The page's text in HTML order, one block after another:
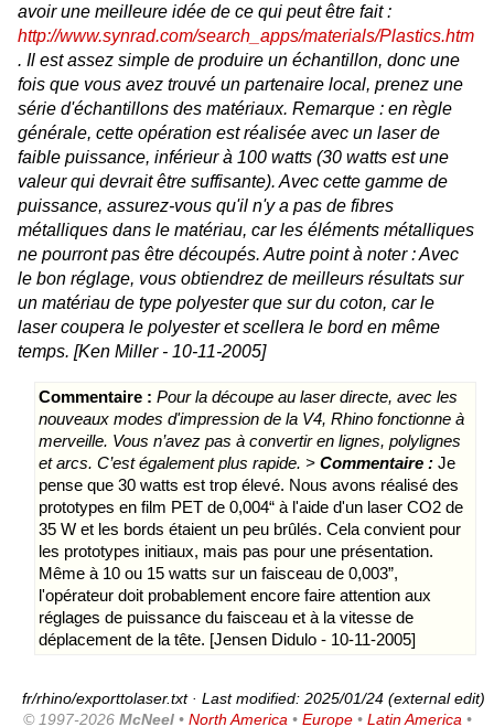
avoir une meilleure idée de ce qui peut être fait :
http://www.synrad.com/search_apps/materials/Plastics.htm
. Il est assez simple de produire un échantillon, donc une
fois que vous avez trouvé un partenaire local, prenez une
série d'échantillons des matériaux. Remarque : en règle
générale, cette opération est réalisée avec un laser de
faible puissance, inférieur à 100 watts (30 watts est une
valeur qui devrait être suffisante). Avec cette gamme de
puissance, assurez-vous qu'il n'y a pas de fibres
métalliques dans le matériau, car les éléments métalliques
ne pourront pas être découpés. Autre point à noter : Avec
le bon réglage, vous obtiendrez de meilleurs résultats sur
un matériau de type polyester que sur du coton, car le
laser coupera le polyester et scellera le bord en même
temps. [Ken Miller - 10-11-2005]
Commentaire : Pour la découpe au laser directe, avec les
nouveaux modes d'impression de la V4, Rhino fonctionne à
merveille. Vous n’avez pas à convertir en lignes, polylignes
et arcs. C’est également plus rapide. > Commentaire : Je
pense que 30 watts est trop élevé. Nous avons réalisé des
prototypes en film PET de 0,004“ à l'aide d'un laser CO2 de
35 W et les bords étaient un peu brûlés. Cela convient pour
les prototypes initiaux, mais pas pour une présentation.
Même à 10 ou 15 watts sur un faisceau de 0,003”,
l'opérateur doit probablement encore faire attention aux
réglages de puissance du faisceau et à la vitesse de
déplacement de la tête. [Jensen Didulo - 10-11-2005]
fr/rhino/exporttolaser.txt· Last modified: 2025/01/24 (external edit)
© 1997-2026 McNeel• North America• Europe• Latin America•